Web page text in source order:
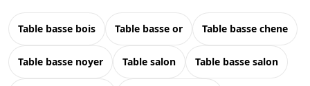
table basse bois table basse or table basse chene
table basse noyer table salon table basse salon